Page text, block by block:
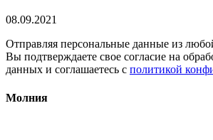
08.09.2021
Отправляя персональные данные из
Вы подтверждаете свое согласие на
данных и соглашаетесь с политикой
Молния